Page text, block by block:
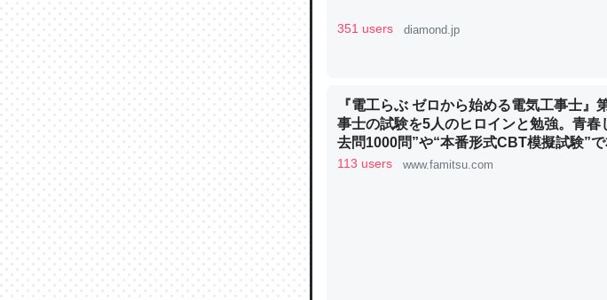
昆虫ってカルシウム少ないのか。知らんかっ
─ニュース :: 【研究発表】昆虫学の大問題＝「昆虫は
論文では「淡水はカルシウムも酸素も不足し
は」とあって面白い。海にいる鋏角類（カ
─ニュース :: 【研究発表】昆虫学の大問題＝「昆虫
351 users diamond.jp
『電工らぶ ゼロから始める電気工事士』
事士の試験を5人のヒロインと勉強。青春
去問1000問”や“本番形式CBT模擬試験”
べるノベルゲーム | ゲーム・エンタメ最新
113 users www.famitsu.com